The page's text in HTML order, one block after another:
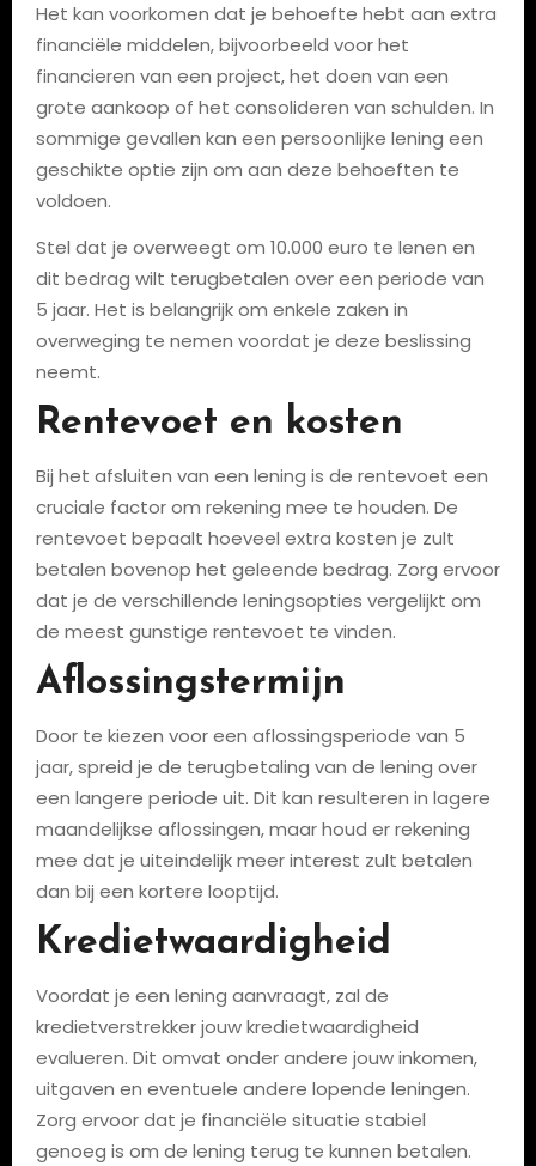
Het kan voorkomen dat je behoefte hebt aan extra
financiële middelen, bijvoorbeeld voor het
financieren van een project, het doen van een
grote aankoop of het consolideren van schulden. In
sommige gevallen kan een persoonlijke lening een
geschikte optie zijn om aan deze behoeften te
voldoen.
Stel dat je overweegt om 10.000 euro te lenen en
dit bedrag wilt terugbetalen over een periode van
5 jaar. Het is belangrijk om enkele zaken in
overweging te nemen voordat je deze beslissing
neemt.
Rentevoet en kosten
Bij het afsluiten van een lening is de rentevoet een
cruciale factor om rekening mee te houden. De
rentevoet bepaalt hoeveel extra kosten je zult
betalen bovenop het geleende bedrag. Zorg ervoor
dat je de verschillende leningsopties vergelijkt om
de meest gunstige rentevoet te vinden.
Aflossingstermijn
Door te kiezen voor een aflossingsperiode van 5
jaar, spreid je de terugbetaling van de lening over
een langere periode uit. Dit kan resulteren in lagere
maandelijkse aflossingen, maar houd er rekening
mee dat je uiteindelijk meer interest zult betalen
dan bij een kortere looptijd.
Kredietwaardigheid
Voordat je een lening aanvraagt, zal de
kredietverstrekker jouw kredietwaardigheid
evalueren. Dit omvat onder andere jouw inkomen,
uitgaven en eventuele andere lopende leningen.
Zorg ervoor dat je financiële situatie stabiel
genoeg is om de lening terug te kunnen betalen.